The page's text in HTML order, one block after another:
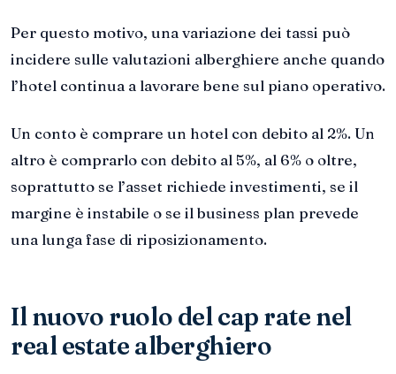
Per questo motivo, una variazione dei tassi può
incidere sulle valutazioni alberghiere anche quando
l’hotel continua a lavorare bene sul piano operativo.
Un conto è comprare un hotel con debito al 2%. Un
altro è comprarlo con debito al 5%, al 6% o oltre,
soprattutto se l’asset richiede investimenti, se il
margine è instabile o se il business plan prevede
una lunga fase di riposizionamento.
Il nuovo ruolo del cap rate nel
real estate alberghiero